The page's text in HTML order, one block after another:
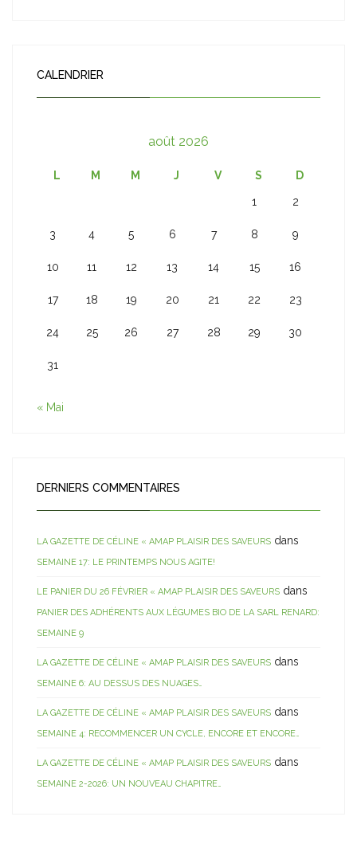
CALENDRIER
août 2026
L M M J V S D
1 2
3 4 5 6 7 8 9
10 11 12 13 14 15 16
17 18 19 20 21 22 23
24 25 26 27 28 29 30
31
« Mai
DERNIERS COMMENTAIRES
LA GAZETTE DE CÉLINE « AMAP PLAISIR DES SAVEURS dans
SEMAINE 17: LE PRINTEMPS NOUS AGITE!
LE PANIER DU 26 FÉVRIER « AMAP PLAISIR DES SAVEURS dans
PANIER DES ADHÉRENTS AUX LÉGUMES BIO DE LA SARL RENARD:
SEMAINE 9
LA GAZETTE DE CÉLINE « AMAP PLAISIR DES SAVEURS dans
SEMAINE 6: AU DESSUS DES NUAGES…
LA GAZETTE DE CÉLINE « AMAP PLAISIR DES SAVEURS dans
SEMAINE 4: RECOMMENCER UN CYCLE, ENCORE ET ENCORE…
LA GAZETTE DE CÉLINE « AMAP PLAISIR DES SAVEURS dans
SEMAINE 2-2026: UN NOUVEAU CHAPITRE…